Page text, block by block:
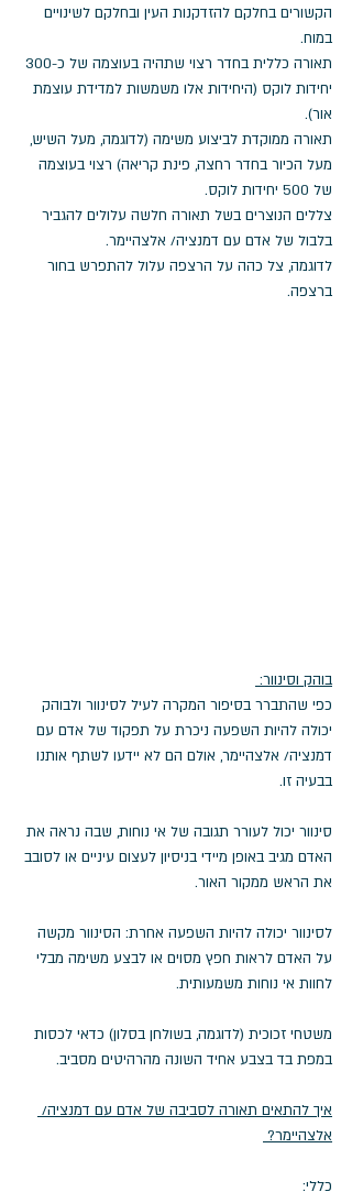
הקשורים בחלקם להזדקנות העין ובחלקם לשינויים
במוח.
יחידות לוקס (היחידות אלו משמשות למדידת עוצמת
אור).
תאורה ממוקדת לביצוע משימה (לדוגמה, מעל השיש,
מעל הכיור בחדר רחצה, פינת קריאה) רצוי בעוצמה
של 500 יחידות לוקס.
צללים הנוצרים בשל תאורה חלשה עלולים להגביר
בלבול של אדם עם דמנציה/ אלצהיימר.
לדוגמה, צל כהה על הרצפה עלול להתפרש בחור
ברצפה.
בוהק וסינוור:
כפי שהתברר בסיפור המקרה לעיל לסינוור ולבוהק
יכולה להיות השפעה ניכרת על תפקוד של אדם עם
דמנציה/ אלצהיימר, אולם הם לא יידעו לשתף אותנו
בבעיה זו.
סינוור יכול לעורר תגובה של אי נוחות, שבה נראה את
האדם מגיב באופן מיידי בניסיון לעצום עיניים או לסובב
את הראש ממקור האור.
לסינוור יכולה להיות השפעה אחרת: הסינוור מקשה
על האדם לראות חפץ מסוים או לבצע משימה מבלי
לחוות אי נוחות משמעותית.
משטחי זכוכית (לדוגמה, בשולחן בסלון) כדאי לכסות
במפת בד בצבע אחיד השונה מהרהיטים מסביב.
איך להתאים תאורה לסביבה של אדם עם דמנציה/
אלצהיימר?
כללי: